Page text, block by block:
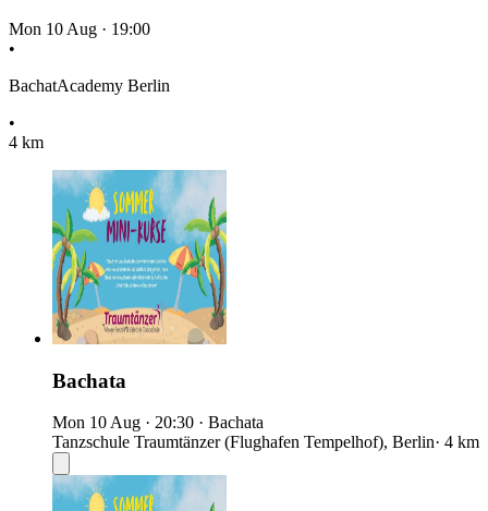
Mon 10 Aug · 19:00
•
BachatAcademy Berlin
•
4 km
Bachata
Mon 10 Aug · 20:30 · Bachata
Tanzschule Traumtänzer (Flughafen Tempelhof), Berlin· 4 km